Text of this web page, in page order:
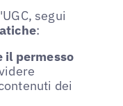
segui
:
il permesso
dei